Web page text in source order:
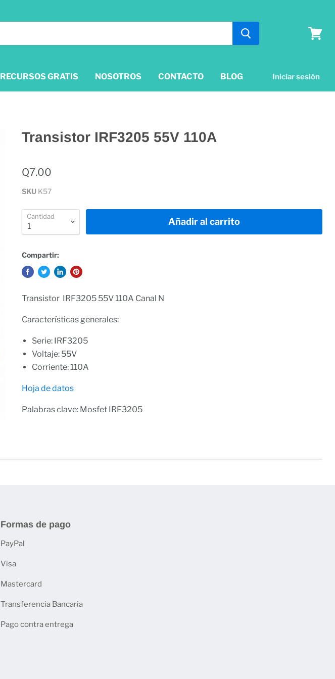
RECURSOS GRATIS NOSOTROS CONTACTO BLOG Iniciar sesión
Transistor IRF3205 55V 110A
Q7.00
SKU K57
Cantidad Añadir al carrito
Compartir:
Transistor IRF3205 55V 110A Canal N
Características generales:
Serie: IRF3205
Voltaje: 55V
Corriente: 110A
Hoja de datos
Palabras clave: Mosfet IRF3205
Formas de pago
PayPal
Visa
Mastercard
Transferencia Bancaria
Pago contra entrega